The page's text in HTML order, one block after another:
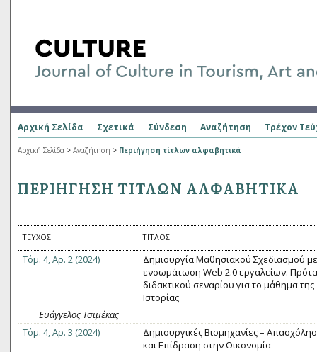
Αρχική Σελίδα Σχετικά Σύνδεση Αναζήτηση Τρέχον
Αρχική Σελίδα > Αναζήτηση > Περιήγηση τίτλων αλφαβητικά
ΠΕΡΙΉΓΗΣΗ ΤΊΤΛΩΝ ΑΛΦΑΒΗΤΙΚΆ
ΤΕΎΧΟΣ ΤΊΤΛΟΣ
Τόμ. 4, Αρ. 2 (2024)
Δημιουργία Μαθησιακού Σχεδιασμού
ενσωμάτωση Web 2.0 εργαλείων:
διδακτικού σεναρίου για το μάθημα της
Ιστορίας
Ευάγγελος Τσιμέκας
Τόμ. 4, Αρ. 3 (2024)
Δημιουργικές Βιομηχανίες –
και Επίδραση στην Οικονομία